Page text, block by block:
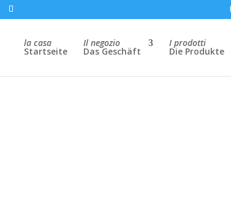
la casa
Startseite
Il negozio
Das Geschäft
I prodotti
Die Produkte